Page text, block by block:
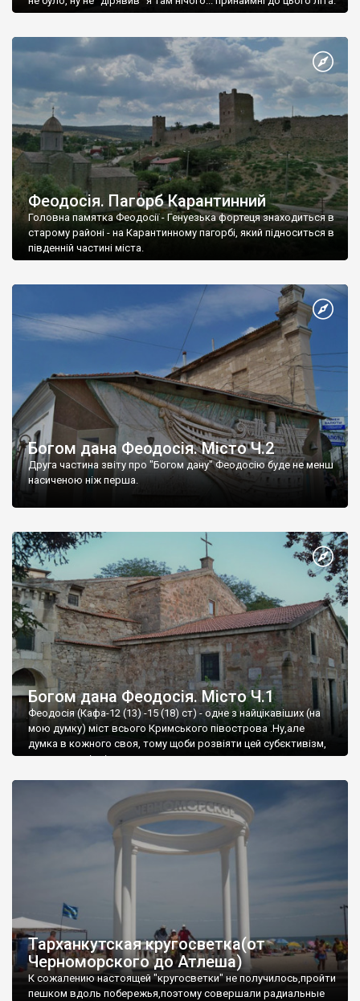
Феодосія. Пагорб Карантинний
Головна памятка Феодосії - Генуезька фортеця знаходиться в
старому районі - на Карантинному пагорбі, який підноситься в
південній частині міста.
Богом дана Феодосія. Місто Ч.2
Друга частина звіту про "Богом дану" Феодосію буде не менш
насиченою ніж перша.
Богом дана Феодосія. Місто Ч.1
Феодосія (Кафа-12 (13) -15 (18) ст) - одне з найцікавіших (на
мою думку) міст всього Кримського півострова .Ну,але
думка в кожного своя, тому щоби розвіяти цей субєктивізм,
запрошую відвідати це
Тарханкутская кругосветка(от
Черноморского до Атлеша)
К сожалению настоящей "кругосветки" не получилось,пройти
пешком вдоль побережья,поэтому совершали радиальные